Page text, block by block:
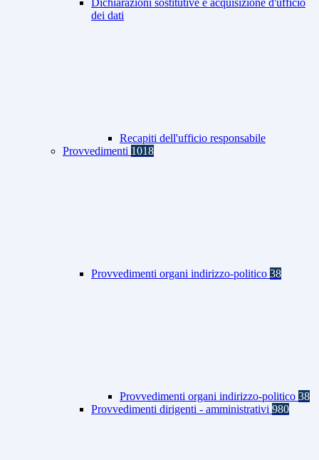
Dichiarazioni sostitutive e acquisizione d'ufficio
dei dati
Recapiti dell'ufficio responsabile
Provvedimenti 1018
Provvedimenti organi indirizzo-politico 38
Provvedimenti organi indirizzo-politico 38
Provvedimenti dirigenti - amministrativi 980